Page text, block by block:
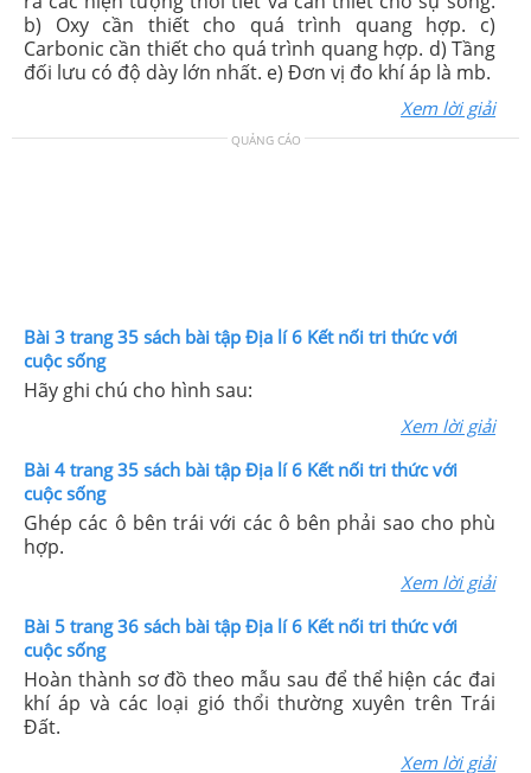
b) Oxy cần thiết cho quá trình quang hợp. c)
Carbonic cần thiết cho quá trình quang hợp. d) Tầng
đối lưu có độ dày lớn nhất. e) Đơn vị đo khí áp là mb.
Xem lời giải
QUẢNG CÁO
Bài 3 trang 35 sách bài tập Địa lí 6 Kết nối tri thức với
cuộc sống
Hãy ghi chú cho hình sau:
Xem lời giải
Bài 4 trang 35 sách bài tập Địa lí 6 Kết nối tri thức với
cuộc sống
Ghép các ô bên trái với các ô bên phải sao cho phù
hợp.
Xem lời giải
Bài 5 trang 36 sách bài tập Địa lí 6 Kết nối tri thức với
cuộc sống
Hoàn thành sơ đồ theo mẫu sau để thể hiện các đai
khí áp và các loại gió thổi thường xuyên trên Trái
Đất.
Xem lời giải